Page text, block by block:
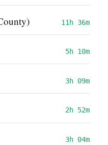
11h 36m
5h 10m
3h 09m
2h 52m
3h 04m